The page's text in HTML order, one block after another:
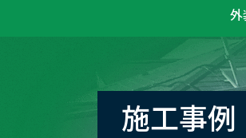
施工事